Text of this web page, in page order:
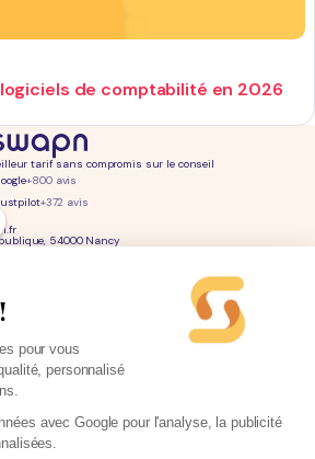
pour vous
personnalisé
avec Google pour l'analyse, la publicité
de comptabilité en 2026
tarif sans compromis sur le conseil
+800 avis
+372 avis
54000 Nancy
utiles
Swapn
clients
Devenir partenaire
éthiques
L-Expert-Comptable.com
pour en savoir plus.